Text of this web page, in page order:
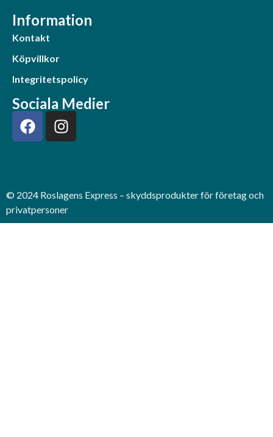
Information
Kontakt
Köpvillkor
Integritetspolicy
Sociala Medier
© 2024 Roslagens Express – skyddsprodukter för företag och
privatpersoner